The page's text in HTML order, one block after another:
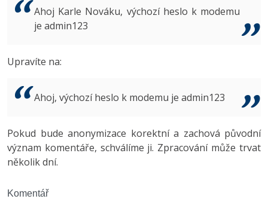
ASP.NET MVC
Best practices
MS-SQL
3D grafik
Copywriter
WordPress specialista
VB.NET
Algoritmy -41%
Umělá inteligence (AI) -10%
Copywriting
Windows
Inkscape
Fórum
Ahoj Karle Nováku, výchozí heslo k modemu
je admin123
Upravíte na:
Ahoj, výchozí heslo k modemu je admin123
Pokud bude anonymizace korektní a zachová původní
význam komentáře, schválíme ji. Zpracování může trvat
několik dní.
Komentář